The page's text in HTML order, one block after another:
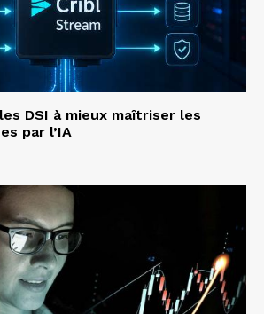
DSI à mieux maîtriser les
par l’IA